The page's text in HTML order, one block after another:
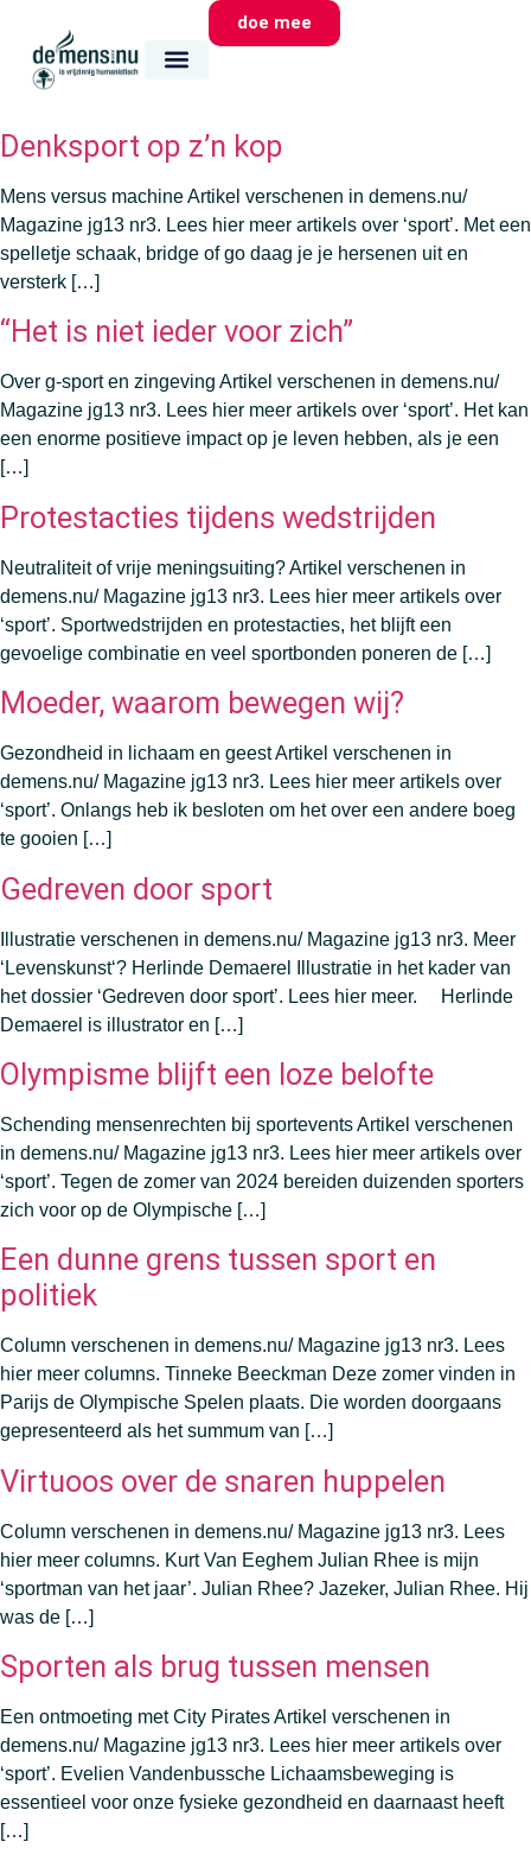
doe mee
Denksport op z’n kop
Mens versus machine Artikel verschenen in demens.nu/
Magazine jg13 nr3. Lees hier meer artikels over ‘sport’. Met een
spelletje schaak, bridge of go daag je je hersenen uit en
versterk […]
“Het is niet ieder voor zich”
Over g-sport en zingeving Artikel verschenen in demens.nu/
Magazine jg13 nr3. Lees hier meer artikels over ‘sport’. Het kan
een enorme positieve impact op je leven hebben, als je een
[…]
Protestacties tijdens wedstrijden
Neutraliteit of vrije meningsuiting? Artikel verschenen in
demens.nu/ Magazine jg13 nr3. Lees hier meer artikels over
‘sport’. Sportwedstrijden en protestacties, het blijft een
gevoelige combinatie en veel sportbonden poneren de […]
Moeder, waarom bewegen wij?
Gezondheid in lichaam en geest Artikel verschenen in
demens.nu/ Magazine jg13 nr3. Lees hier meer artikels over
‘sport’. Onlangs heb ik besloten om het over een andere boeg
te gooien […]
Gedreven door sport
Illustratie verschenen in demens.nu/ Magazine jg13 nr3. Meer
‘Levenskunst‘? Herlinde Demaerel Illustratie in het kader van
het dossier ‘Gedreven door sport’. Lees hier meer. Herlinde
Demaerel is illustrator en […]
Olympisme blijft een loze belofte
Schending mensenrechten bij sportevents Artikel verschenen
in demens.nu/ Magazine jg13 nr3. Lees hier meer artikels over
‘sport’. Tegen de zomer van 2024 bereiden duizenden sporters
zich voor op de Olympische […]
Een dunne grens tussen sport en
politiek
Column verschenen in demens.nu/ Magazine jg13 nr3. Lees
hier meer columns. Tinneke Beeckman Deze zomer vinden in
Parijs de Olympische Spelen plaats. Die worden doorgaans
gepresenteerd als het summum van […]
Virtuoos over de snaren huppelen
Column verschenen in demens.nu/ Magazine jg13 nr3. Lees
hier meer columns. Kurt Van Eeghem Julian Rhee is mijn
‘sportman van het jaar’. Julian Rhee? Jazeker, Julian Rhee. Hij
was de […]
Sporten als brug tussen mensen
Een ontmoeting met City Pirates Artikel verschenen in
demens.nu/ Magazine jg13 nr3. Lees hier meer artikels over
‘sport’. Evelien Vandenbussche Lichaamsbeweging is
essentieel voor onze fysieke gezondheid en daarnaast heeft
[…]